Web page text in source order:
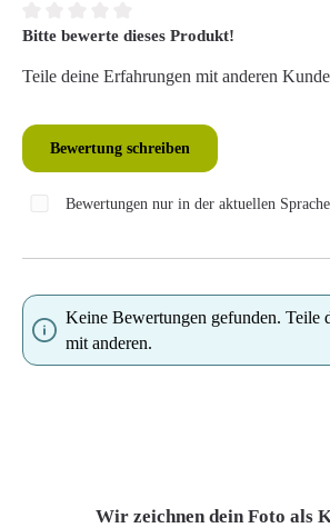
Durchschnittliche Bewertung von 0 von 5
Bitte bewerte dieses Produkt!
Teile deine Erfahrungen mit anderen
Bewertung schreiben
Bewertungen nur in der aktuellen
Keine Bewertungen gefunden. Teile
mit anderen.
Wir zeichnen dein Foto als